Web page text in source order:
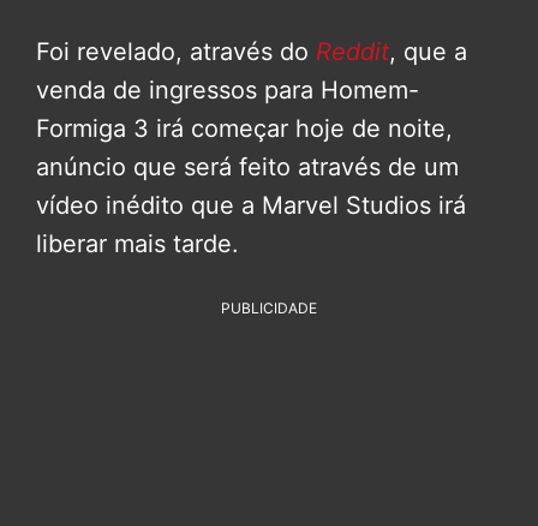
Foi revelado, através do Reddit, que a
venda de ingressos para Homem-
Formiga 3 irá começar hoje de noite,
anúncio que será feito através de um
vídeo inédito que a Marvel Studios irá
liberar mais tarde.
PUBLICIDADE